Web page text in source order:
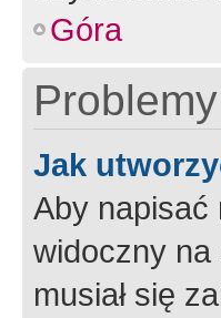
Góra
Jak
Aby napisać
widoczny na
musiał się